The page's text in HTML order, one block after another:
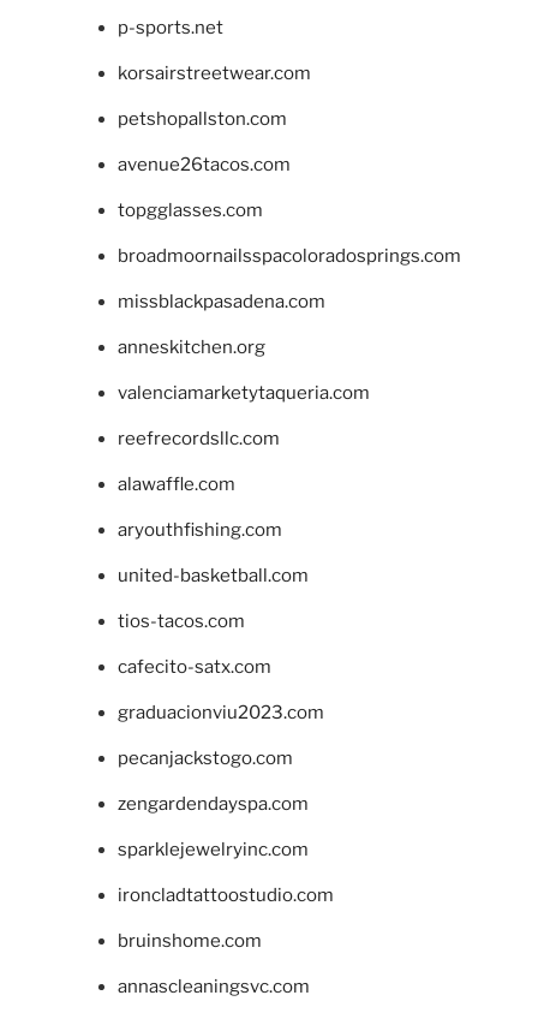
p-sports.net
korsairstreetwear.com
petshopallston.com
avenue26tacos.com
topgglasses.com
broadmoornailsspacoloradosprings.com
missblackpasadena.com
anneskitchen.org
valenciamarketytaqueria.com
reefrecordsllc.com
alawaffle.com
aryouthfishing.com
united-basketball.com
tios-tacos.com
cafecito-satx.com
graduacionviu2023.com
pecanjackstogo.com
zengardendayspa.com
sparklejewelryinc.com
ironcladtattoostudio.com
bruinshome.com
annascleaningsvc.com